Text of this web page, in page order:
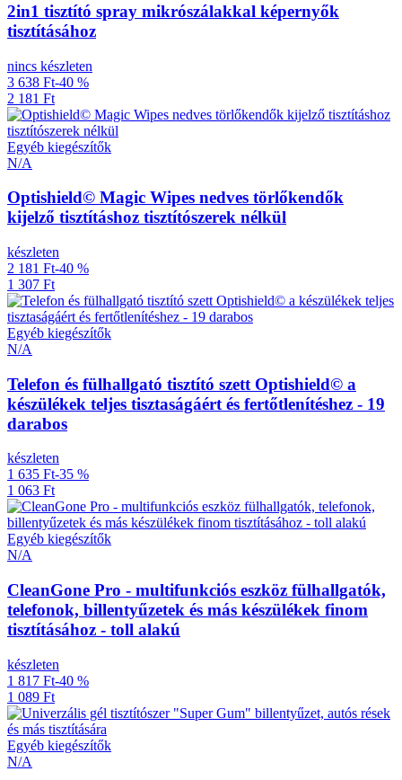
2in1 tisztító spray mikrószálakkal képernyők
tisztításához
nincs készleten
3 638 Ft-40 %
2 181 Ft
Egyéb kiegészítők
N/A
Optishield© Magic Wipes nedves törlőkendők
kijelző tisztításhoz tisztítószerek nélkül
készleten
2 181 Ft-40 %
1 307 Ft
Egyéb kiegészítők
N/A
Telefon és fülhallgató tisztító szett Optishield© a
készülékek teljes tisztaságáért és fertőtlenítéshez - 19
darabos
készleten
1 635 Ft-35 %
1 063 Ft
Egyéb kiegészítők
N/A
CleanGone Pro - multifunkciós eszköz fülhallgatók,
telefonok, billentyűzetek és más készülékek finom
tisztításához - toll alakú
készleten
1 817 Ft-40 %
1 089 Ft
Egyéb kiegészítők
N/A